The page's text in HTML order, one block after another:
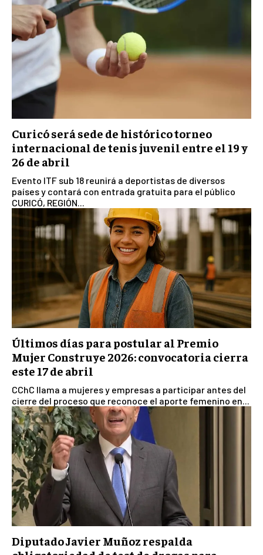
Curicó será sede de histórico torneo
internacional de tenis juvenil entre el 19 y
26 de abril
Evento ITF sub 18 reunirá a deportistas de diversos
países y contará con entrada gratuita para el público
CURICÓ, REGIÓN...
Últimos días para postular al Premio
Mujer Construye 2026: convocatoria cierra
este 17 de abril
CChC llama a mujeres y empresas a participar antes del
cierre del proceso que reconoce el aporte femenino en...
Diputado Javier Muñoz respalda